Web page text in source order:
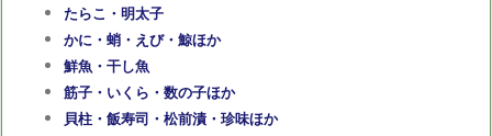
たらこ・明太子
かに・蛸・えび・鯨ほか
鮮魚・干し魚
筋子・いくら・数の子ほか
貝柱・飯寿司・松前漬・珍味ほか